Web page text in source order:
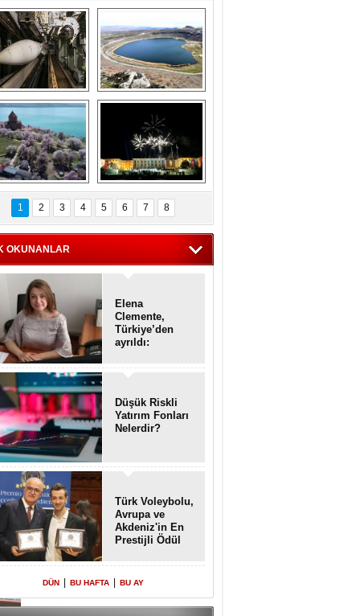
Askeri gemi
terk
gemilerin
etkileyici
görüntüleri
Kapadokya'nın
ilkbaharda bir başka
güzel
kalan
Akdamar Adası
çiçekleri ile
bir güzellik
Haftanın
fotoğrafları
1 2 3 4 5 6 7 8
OKUNANLAR
Elena
Clemente,
Türkiye’den
ayrıldı:
Enkaz!
Düşük Riskli
Yatırım Fonları
Nelerdir?
Türk Voleybolu,
Avrupa ve
Akdeniz'in En
Prestijli Ödül
Yeniden Onur
Konuğu
DÜN BU HAFTA BU AY